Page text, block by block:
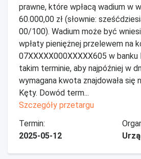
prawne, które wpłacą wadium w
60.000,00 zł (słownie:
00/100). Wadium może być
wpłaty pieniężnej przelewem na
07XXXXX000XXXXX605 w banku
takim terminie, aby najpóźniej w
wymagana kwota znajdowała się
Kęty. Dowód term...
Szczegóły przetargu
Termin:
2025-05-12